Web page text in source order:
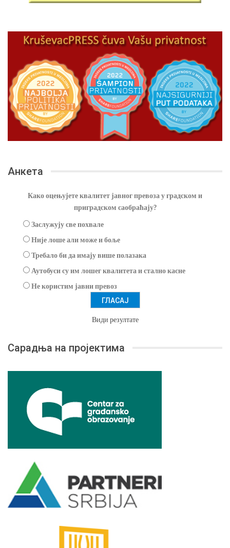
Анкета
Како оцењујете квалитет јавног превоза у градском и
приградском саобраћају?
Заслужују све похвале
Није лоше али може и боље
Требало би да имају више полазака
Аутобуси су им лошег квалитета и стално касне
Не користим јавни превоз
Види резултате
Сарадња на пројектима